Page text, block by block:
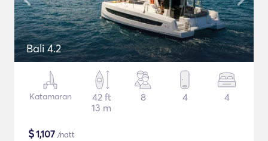
Bali 4.2
Katamaran
42 ft
13 m
8 4 4
$1,107 /natt